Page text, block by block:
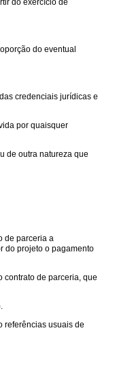
do exercício de
do eventual
credenciais jurídicas e
por quaisquer
de outra natureza que
de parceria a
do projeto o pagamento
contrato de parceria, que
referências usuais de